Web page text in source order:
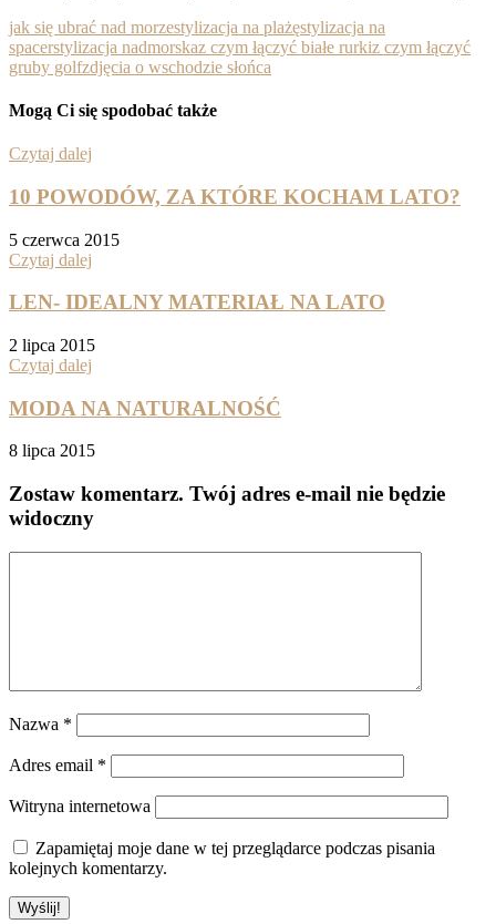
jak się ubrać nad morzestylizacja na plażęstylizacja na
spacerstylizacja nadmorskaz czym łączyć białe rurkiz czym łączyć
gruby golfzdjęcia o wschodzie słońca
Mogą Ci się spodobać także
Czytaj dalej
10 POWODÓW, ZA KTÓRE KOCHAM LATO?
5 czerwca 2015
Czytaj dalej
LEN- IDEALNY MATERIAŁ NA LATO
2 lipca 2015
Czytaj dalej
MODA NA NATURALNOŚĆ
8 lipca 2015
Zostaw komentarz. Twój adres e-mail nie będzie
widoczny
Nazwa *
Adres email *
Witryna internetowa
Zapamiętaj moje dane w tej przeglądarce podczas pisania
kolejnych komentarzy.